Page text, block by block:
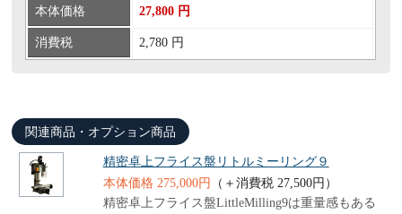
本体価格 27,800 円
消費税 2,780 円
関連商品・オプション商品
精密卓上フライス盤リトルミーリング９
本体価格 275,000円
（＋消費税 27,500円）
精密卓上フライス盤LittleMilling9は重量感もある